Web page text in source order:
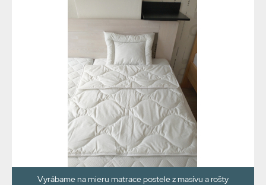
Vyrábame na mieru matrace postele z masívu a rošty